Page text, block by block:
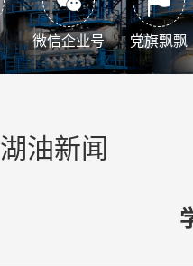
微信企业号 党旗飘飘
湖油新闻